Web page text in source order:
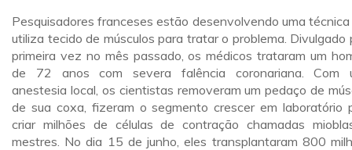
Pesquisadores franceses estão desenvolvendo uma técnica
utiliza tecido de músculos para tratar o problema. Divulgado
primeira vez no mês passado, os médicos trataram um
de 72 anos com severa falência coronariana. Com
anestesia local, os cientistas removeram um pedaço de
de sua coxa, fizeram o segmento crescer em laboratório
criar milhões de células de contração chamadas
mestres. No dia 15 de junho, eles transplantaram 800